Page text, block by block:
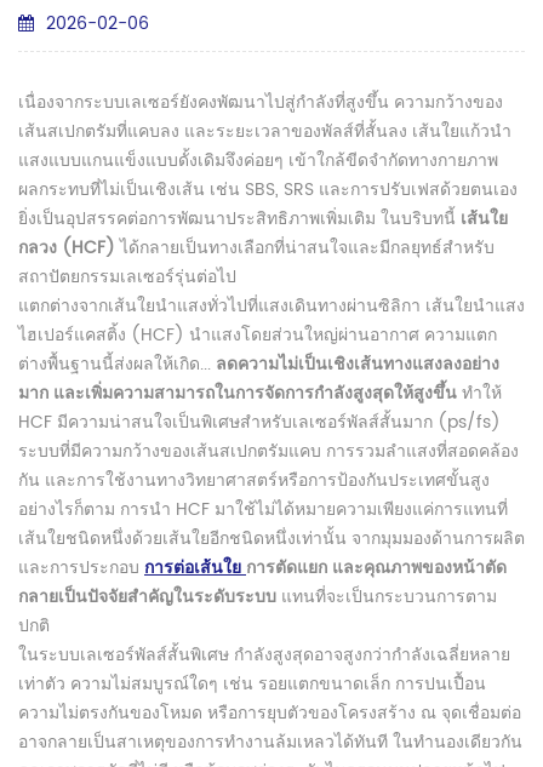
2026-02-06
เนื่องจากระบบเลเซอร์ยังคงพัฒนาไปสู่กำลังที่สูงขึ้น ความกว้างของ
เส้นสเปกตรัมที่แคบลง และระยะเวลาของพัลส์ที่สั้นลง เส้นใยแก้วนำ
แสงแบบแกนแข็งแบบดั้งเดิมจึงค่อยๆ เข้าใกล้ขีดจำกัดทางกายภาพ
ผลกระทบที่ไม่เป็นเชิงเส้น เช่น SBS, SRS และการปรับเฟสด้วยตนเอง
ยิ่งเป็นอุปสรรคต่อการพัฒนาประสิทธิภาพเพิ่มเติม ในบริบทนี้ เส้นใย
กลวง (HCF)ได้กลายเป็นทางเลือกที่น่าสนใจและมีกลยุทธ์สำหรับ
สถาปัตยกรรมเลเซอร์รุ่นต่อไป
แตกต่างจากเส้นใยนำแสงทั่วไปที่แสงเดินทางผ่านซิลิกา เส้นใยนำแสง
ไฮเปอร์แคสติ้ง (HCF) นำแสงโดยส่วนใหญ่ผ่านอากาศ ความแตก
ต่างพื้นฐานนี้ส่งผลให้เกิด... ลดความไม่เป็นเชิงเส้นทางแสงลงอย่าง
มาก และเพิ่มความสามารถในการจัดการกำลังสูงสุดให้สูงขึ้นทำให้
HCF มีความน่าสนใจเป็นพิเศษสำหรับเลเซอร์พัลส์สั้นมาก (ps/fs)
ระบบที่มีความกว้างของเส้นสเปกตรัมแคบ การรวมลำแสงที่สอดคล้อง
กัน และการใช้งานทางวิทยาศาสตร์หรือการป้องกันประเทศขั้นสูง
อย่างไรก็ตาม การนำ HCF มาใช้ไม่ได้หมายความเพียงแค่การแทนที่
เส้นใยชนิดหนึ่งด้วยเส้นใยอีกชนิดหนึ่งเท่านั้น จากมุมมองด้านการผลิต
และการประกอบ การต่อเส้นใยการตัดแยก และคุณภาพของหน้าตัด
กลายเป็นปัจจัยสำคัญในระดับระบบ แทนที่จะเป็นกระบวนการตาม
ปกติ
ในระบบเลเซอร์พัลส์สั้นพิเศษ กำลังสูงสุดอาจสูงกว่ากำลังเฉลี่ยหลาย
เท่าตัว ความไม่สมบูรณ์ใดๆ เช่น รอยแตกขนาดเล็ก การปนเปื้อน
ความไม่ตรงกันของโหมด หรือการยุบตัวของโครงสร้าง ณ จุดเชื่อมต่อ
อาจกลายเป็นสาเหตุของการทำงานล้มเหลวได้ทันที ในทำนองเดียวกัน